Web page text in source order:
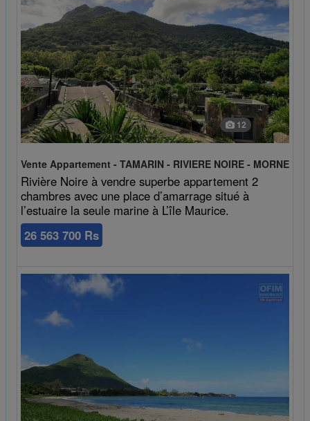
12
Vente Appartement - TAMARIN - RIVIERE NOIRE - MORNE
Rivière Noire à vendre superbe appartement 2
chambres avec une place d’amarrage situé à
l’estuaire la seule marine à L’île Maurice.
26 563 700 Rs